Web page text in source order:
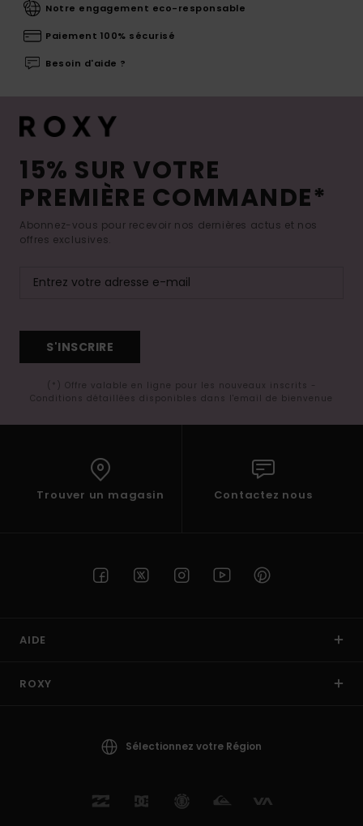
Notre engagement eco-responsable
Paiement 100% sécurisé
Besoin d'aide ?
15% SUR VOTRE
PREMIÈRE COMMANDE*
Abonnez-vous pour recevoir nos dernières actus et nos
offres exclusives.
S'INSCRIRE
(*) Offre valable en ligne pour les nouveaux inscrits -
Conditions détaillées disponibles dans l'email de bienvenue
Trouver un magasin Contactez nous
AIDE
ROXY
Sélectionnez votre Région